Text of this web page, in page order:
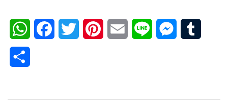
cukup dingin, udara di
sekitar objek juga akan
menjadi dingin. Udara yang
lebih dingin kurang mampu
menahan uap air
WhatsAppFacebookTwitter PinterestEmail Line Messenger